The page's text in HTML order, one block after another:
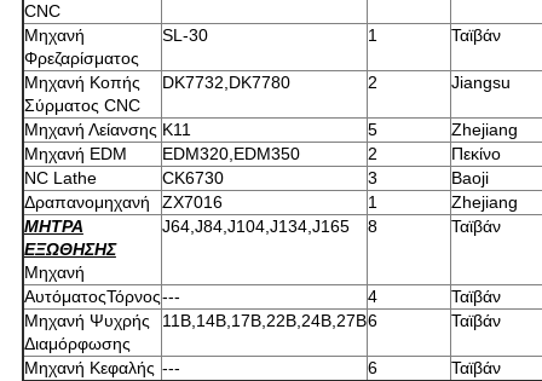
CNC
Μηχανή
Φρεζαρίσματος
SL-30 1 Ταϊβάν
Μηχανή Κοπής
Σύρματος CNC
DK7732,DK7780 2 Jiangsu
Μηχανή Λείανσης K11 5
Zhejiang
Μηχανή EDM
EDM320,EDM350 2
Πεκίνο
NC Lathe
CK6730 3
Baoji
Δραπανομηχανή
ZX7016 1
Zhejiang
ΜΗΤΡΑ
ΕΞΩΘΗΣΗΣ
Μηχανή
J64,J84,J104,J134,J165 8 Ταϊβάν
ΑυτόματοςΤόρνος--- 4
Ταϊβάν
Μηχανή Ψυχρής
Διαμόρφωσης
11B,14B,17B,22B,24B,27B6 Ταϊβάν
Μηχανή Κεφαλής --- 6
Ταϊβάν